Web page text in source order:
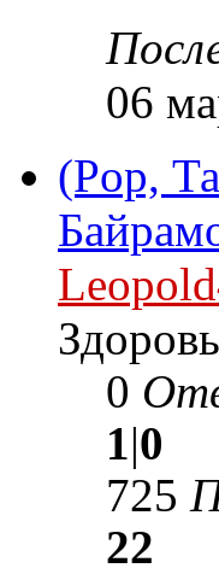
06
(Pop,
0
1|0
725
22